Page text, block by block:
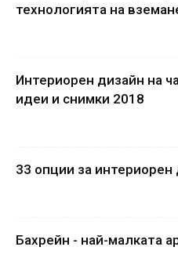
технологията на
Интериорен дизайн на
идеи и снимки 2018
33 опции за
Бахрейн - най-малката